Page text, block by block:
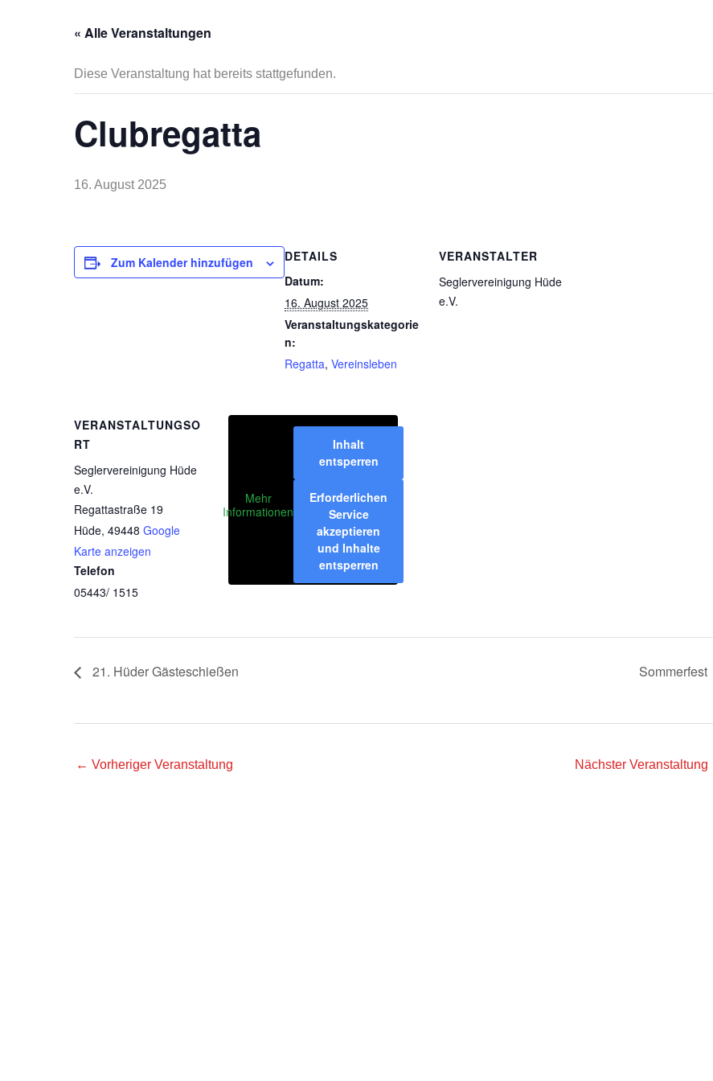
« Alle Veranstaltungen
Diese Veranstaltung hat bereits stattgefunden.
Clubregatta
16. August 2025
Zum Kalender hinzufügen
DETAILS
Datum:
16. August 2025
Veranstaltungskategorie
n:
Regatta, Vereinsleben
VERANSTALTER
Seglervereinigung Hüde
e.V.
VERANSTALTUNGSO
RT
Seglervereinigung Hüde
e.V.
Regattastraße 19
Hüde, 49448 Google
Karte anzeigen
Telefon
05443/ 1515
Mehr
Informationen
Inhalt
entsperren
Erforderlichen
Service
akzeptieren
und Inhalte
entsperren
21. Hüder Gästeschießen Sommerfest
← Vorheriger Veranstaltung Nächster Veranstaltung